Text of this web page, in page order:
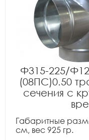
Ф315-225/
(08ПС)0.50
сечения с
Габаритные
см, вес 925 гр.